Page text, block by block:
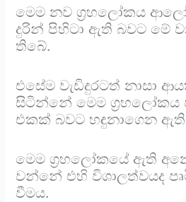
මෙම නව ග්‍රහලෝකය
දුරින් පිහිටා ඇති බවට මේ
තිබේ.
එසේම වැඩිදුරටත් නාසා
සිටින්නේ මෙම
එකක් බවට හඳුනාගෙන ඇති
මෙම ග්‍රහලෝකයේ ඇති
වන්නේ එහි විශාලත්වයද
වීමය.